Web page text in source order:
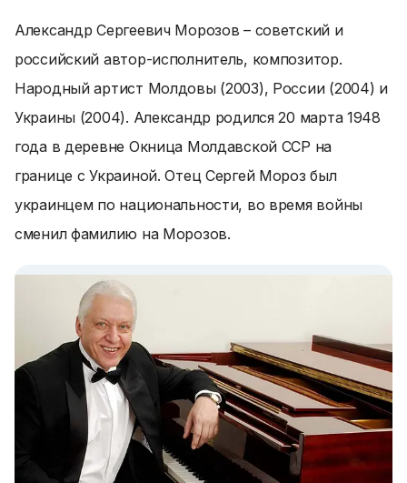
Александр Сергеевич Морозов – советский и
российский автор-исполнитель, композитор.
Народный артист Молдовы (2003), России (2004) и
Украины (2004). Александр родился 20 марта 1948
года в деревне Окница Молдавской ССР на
границе с Украиной. Отец Сергей Мороз был
украинцем по национальности, во время войны
сменил фамилию на Морозов.